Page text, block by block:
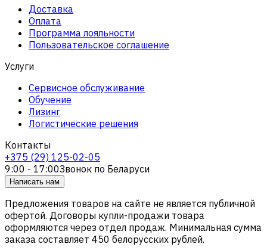
Доставка
Оплата
Программа лояльности
Пользовательское соглашение
Услуги
Сервисное обслуживание
Обучение
Лизинг
Логистические решения
Контакты
+375 (29) 125-02-05
9:00 - 17:00Звонок по Беларуси
Написать нам
Предложения товаров на сайте не является публичной
офертой. Договоры купли-продажи товара
оформляются через отдел продаж. Минимальная сумма
заказа составляет 450 белорусских рублей.